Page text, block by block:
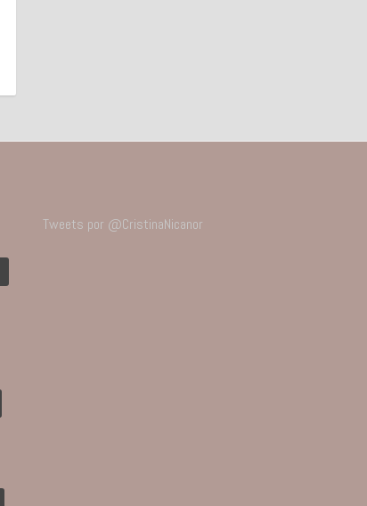
Tweets por @CristinaNicanor